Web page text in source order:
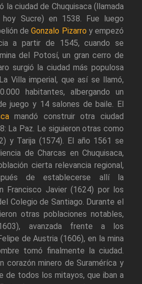
la ciudad de Chuquisaca (llamada
Sucre) en 1538. Fue luego
deGonzalo Pizarro y empezó
a partir de 1545, cuando se
del Potosí, un gran cerro de
surgió la ciudad más populosa
Villa imperial, que así se llamó,
habitantes, albergando un
juego y 14 salones de baile. El
mandó construir otra ciudad
La Paz. Le siguieron otras como
y Tarija (1574). El año 1561 se
de Charcas en Chuquisaca,
cierta relevancia regional,
de establecerse allí la
Francisco Javier (1624) por los
Colegio de Santiago. Durante el
otras poblaciones notables,
avanzada frente a los
de Austria (1606), en la mina
tomó finalmente la ciudad.
corazón minero de Suraméríca y
de todos los mitayos, que iban a